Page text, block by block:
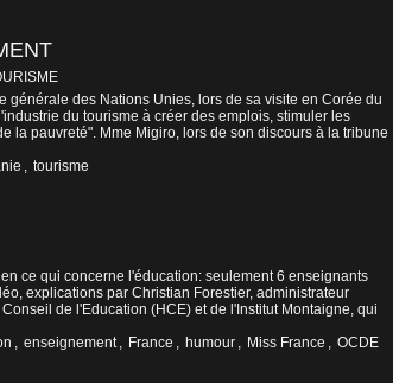
générale des Nations Unies, lors de sa visite en Corée du
du tourisme à créer des emplois, stimuler les
la pauvreté". Mme Migiro, lors de son discours à la tribune
, tourisme
ce qui concerne l'éducation: seulement 6 enseignants
explications par Christian Forestier, administrateur
de l'Education (HCE) et de l'Institut Montaigne, qui
, enseignement , France , humour , Miss France , OCDE